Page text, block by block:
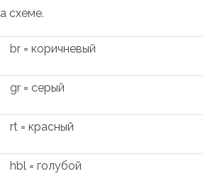
схеме.
br = коричневый
gr = серый
rt = красный
hbl = голубой